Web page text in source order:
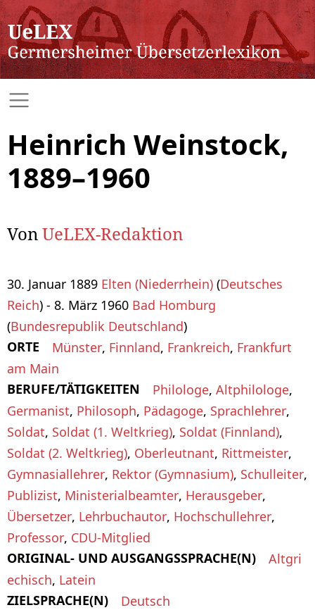
Heinrich Weinstock,
1889–1960
VonUeLEX-Redaktion
30. Januar 1889 Elten (Niederrhein) (Deutsches
Reich) - 8. März 1960 Bad Homburg
(Bundesrepublik Deutschland)
ORTE Münster, Finnland, Frankreich, Frankfurt
am Main
BERUFE/TÄTIGKEITEN Philologe, Altphilologe,
Germanist, Philosoph, Pädagoge, Sprachlehrer,
Soldat, Soldat (1. Weltkrieg), Soldat (Finnland),
Soldat (2. Weltkrieg), Oberleutnant, Rittmeister,
Gymnasiallehrer, Rektor (Gymnasium), Schulleiter,
Publizist, Ministerialbeamter, Herausgeber,
Übersetzer, Lehrbuchautor, Hochschullehrer,
Professor, CDU-Mitglied
ORIGINAL- UND AUSGANGSSPRACHE(N)
Altgri
echisch, Latein
ZIELSPRACHE(N) Deutsch